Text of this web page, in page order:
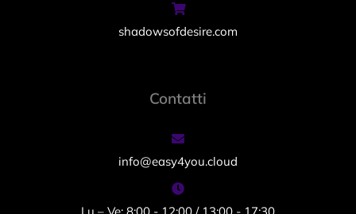
shadowsofdesire.com
Contatti
info@easy4you.cloud